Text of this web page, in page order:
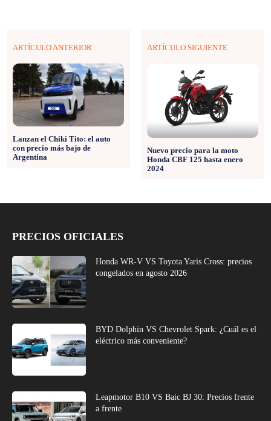
ARTÍCULO ANTERIOR
Lanzan el Chiki Tito: el auto
con precio más bajo de
Argentina
ARTÍCULO SIGUIENTE
Nuevo precio para la moto
Honda CBF 125 hasta enero
2024
PRECIOS OFICIALES
Honda WR-V VS Toyota Yaris Cross: precios
congelados en agosto 2026
BYD Dolphin VS Chevrolet Spark: ¿Cuál es el
eléctrico más conveniente?
Leapmotor B10 VS Baic BJ 30: Precios frente
a frente